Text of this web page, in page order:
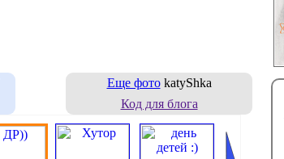
Еще фотоkatyShka
Код для блога